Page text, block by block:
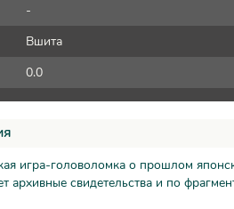
-
Вшита
0.0
игра-головоломка о прошлом
архивные свидетельства и по